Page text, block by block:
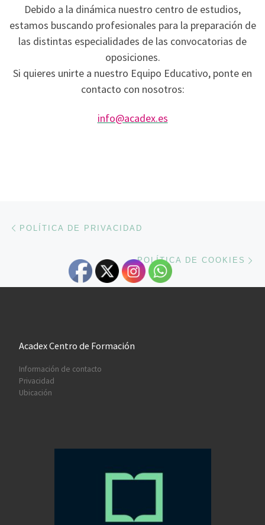
Debido a la dinámica nuestro centro de estudios,
estamos buscando profesionales para la preparación de
las distintas especialidades de las convocatorias de
oposiciones.
Si quieres unirte a nuestro Equipo Educativo, ponte en
contacto con nosotros:
info@acadex.es
Navegación de entradas
POLÍTICA DE PRIVACIDAD
POLÍTICA DE COOKIES
Acadex Centro de Formación
Información de contacto
Privacidad
Ubicación